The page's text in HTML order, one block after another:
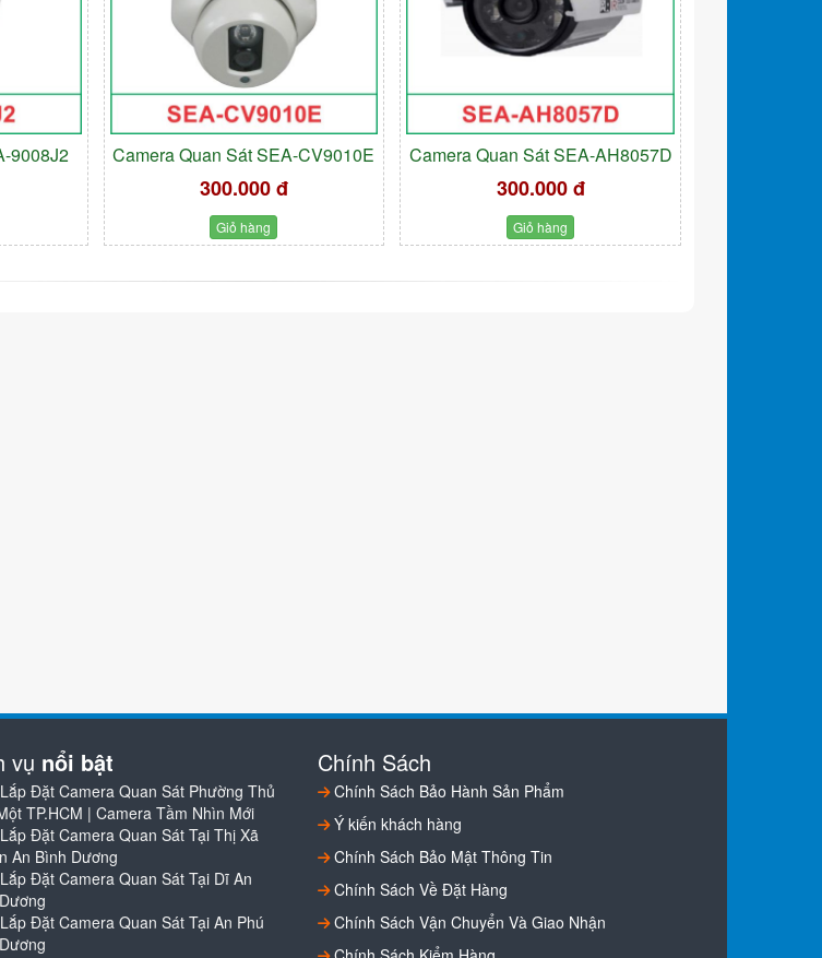
9008J2 Camera Quan Sát SEA-CV9010E
300.000 đ
Giỏ hàng
Camera Quan Sát SEA-AH8057D
300.000 đ
Giỏ hàng
vụ nổi bật
Lắp Đặt Camera Quan Sát Phường Thủ
TP.HCM | Camera Tầm Nhìn Mới
Lắp Đặt Camera Quan Sát Tại Thị Xã
An Bình Dương
Lắp Đặt Camera Quan Sát Tại Dĩ An
Lắp Đặt Camera Quan Sát Tại An Phú
Chính Sách
Chính Sách Bảo Hành Sản Phẩm
Ý kiến khách hàng
Chính Sách Bảo Mật Thông Tin
Chính Sách Về Đặt Hàng
Chính Sách Vận Chuyển Và Giao Nhận